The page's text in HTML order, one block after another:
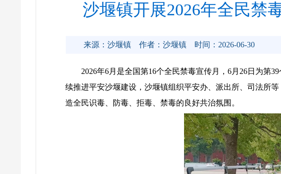
沙堰镇开展2026年全民禁
来源：沙堰镇 作者：沙堰镇 时间：2026-06-30
2026年6月是全国第16个全民禁毒宣传月，6月26日为第
续推进平安沙堰建设，沙堰镇组织平安办、派出所、司法所
造全民识毒、防毒、拒毒、禁毒的良好共治氛围。